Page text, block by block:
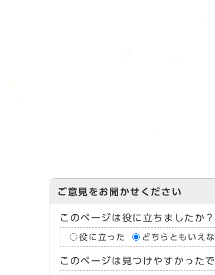
ご意見をお聞かせください
このページは役に立ちましたか？
役に立った どちらともいえ
このページは見つけやすかったで